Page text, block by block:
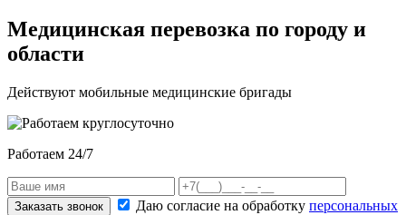
Медицинская перевозка по городу и
области
Действуют мобильные медицинские бригады
Работаем 24/7
Заказать звонок Даю согласие на обработку персональных